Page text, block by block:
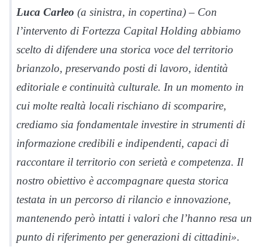
Luca Carleo (a sinistra, in copertina) – Con
l’intervento di Fortezza Capital Holding abbiamo
scelto di difendere una storica voce del territorio
brianzolo, preservando posti di lavoro, identità
editoriale e continuità culturale. In un momento in
cui molte realtà locali rischiano di scomparire,
crediamo sia fondamentale investire in strumenti di
informazione credibili e indipendenti, capaci di
raccontare il territorio con serietà e competenza. Il
nostro obiettivo è accompagnare questa storica
testata in un percorso di rilancio e innovazione,
mantenendo però intatti i valori che l’hanno resa un
punto di riferimento per generazioni di cittadini».